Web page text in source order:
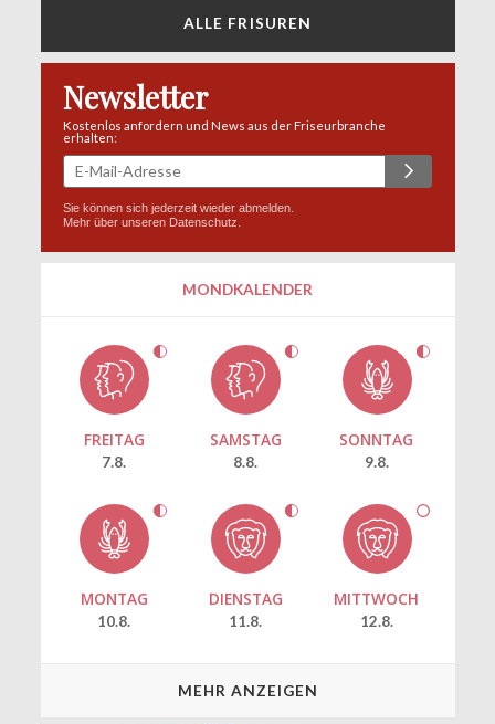
ALLE FRISUREN
Newsletter
Kostenlos anfordern und News aus der Friseurbranche
erhalten:
Sie können sich jederzeit wieder abmelden.
Mehr über unseren Datenschutz
MONDKALENDER
FREITAG
7.8.
SAMSTAG
8.8.
SONNTAG
9.8.
MONTAG
10.8.
DIENSTAG
11.8.
MITTWOCH
12.8.
MEHR ANZEIGEN